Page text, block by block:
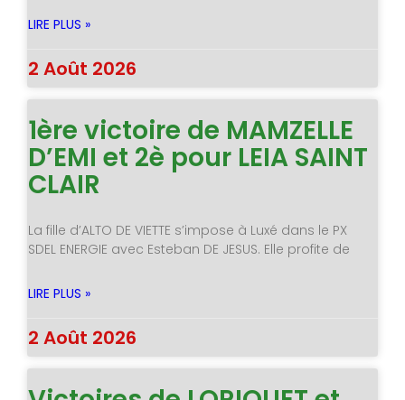
LIRE PLUS »
2 Août 2026
1ère victoire de MAMZELLE
D’EMI et 2è pour LEIA SAINT
CLAIR
La fille d’ALTO DE VIETTE s’impose à Luxé dans le PX
SDEL ENERGIE avec Esteban DE JESUS. Elle profite de
LIRE PLUS »
2 Août 2026